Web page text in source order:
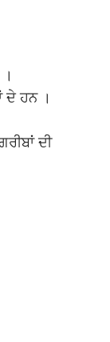
ਦੇ ਹਨ ।
ਦੀ